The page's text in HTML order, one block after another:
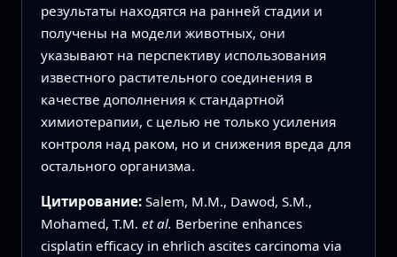
результаты находятся на ранней стадии и
получены на модели животных, они
указывают на перспективу использования
известного растительного соединения в
качестве дополнения к стандартной
химиотерапии, с целью не только усиления
контроля над раком, но и снижения вреда для
остального организма.
Цитирование: Salem, M.M., Dawod, S.M.,
Mohamed, T.M. et al. Berberine enhances
cisplatin efficacy in ehrlich ascites carcinoma via